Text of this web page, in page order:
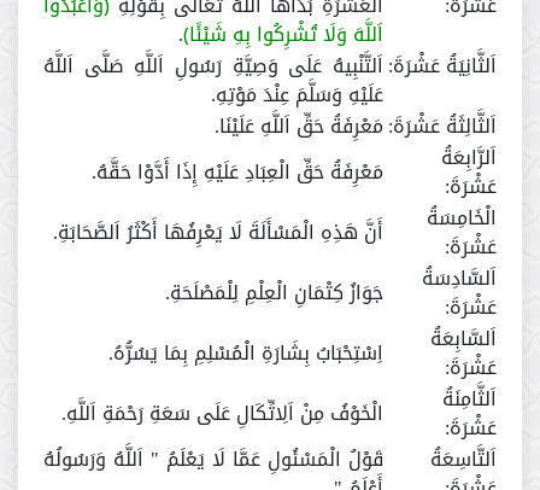
اَللَّهَ وَلَا تُشْرِكُوا بِهِ شَيْئًا﴾.
اَلثَّانِيَةُ عَشْرَةَ:اَلتَّنْبِيهُ عَلَى وَصِيَّةِ رَسُولِ اَللَّهِ صَلَّى اَللَّهُ
عَلَيْهِ وَسَلَّمَ عِنْدَ مَوْتِهِ.
اَلثَّالِثَةُ عَشْرَةَ:مَعْرِفَةُ حَقِّ اَللَّهِ عَلَيْنَا.
اَلرَّابِعَةُ
عَشْرَةَ:
مَعْرِفَةُ حَقِّ الْعِبَادِ عَلَيْهِ إِذَا أَدَّوْا حَقَّهُ.
الْخَامِسَةُ
عَشْرَةَ:
أَنَّ هَذِهِ الْمَسْأَلَةَ لَا يَعْرِفُهَا أَكْثَرُ اَلصَّحَابَةِ.
اَلسَّادِسَةُ
عَشْرَةَ:
جَوَازُ كِتْمَانِ الْعِلْمِ لِلْمَصْلَحَةِ.
اَلسَّابِعَةُ
عَشْرَةَ:
اِسْتِحْبَابُ بِشَارَةِ الْمُسْلِمِ بِمَا يَسُرُّهُ.
اَلثَّامِنَةُ
عَشْرَةَ:
الْخَوْفُ مِنْ اَلِاتِّكَالِ عَلَى سَعَةِ رَحْمَةِ اَللَّهِ.
اَلتَّاسِعَةُ
قَوْلُ الْمَسْئُولِ عَمَّا لَا يَعْلَمُ " اَللَّهُ وَرَسُولُهُ